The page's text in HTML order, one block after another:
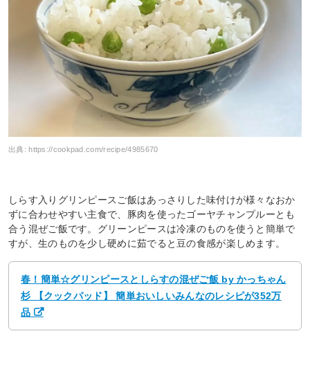
出典:https://cookpad.com/recipe/4985670
しらす入りグリンピースご飯はあっさりした味付けが様々なおか
ずに合わせやすい主食で、豚肉を使ったゴーヤチャンプルーとも
合う混ぜご飯です。グリーンピースは冷凍のものを使うと簡単で
すが、生のものを少し硬めに茹でると豆の食感が楽しめます。
春！簡単☆グリンピースとしらすの混ぜご飯 by かっちゃん
杉 【クックパッド】 簡単おいしいみんなのレシピが352万
品